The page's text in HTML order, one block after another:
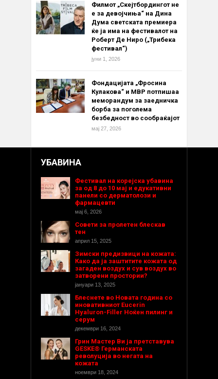
Филмот „Скејтбордингот не
е за девојчиња“ на Дина
Дума светската премиера
ќе ја има на фестивалот на
Роберт Де Ниро („Трибека
фестивал“)
јуни 1, 2026
Фондацијата „Фросина
Кулакова“ и МВР потпишаа
меморандум за заедничка
борба за поголема
безбедност во сообраќајот
мај 27, 2026
УБАВИНА
Фестивал на корејска убавина
за од 8 до 10 мај и едукативни
панели со дерматолози и
фармацевти
мај 6, 2026
Совети за пролетен блескав
тен
април 15, 2025
Зимски предизвици на кожата:
Како да ја заштитите кожата од
загаден воздух и сув воздух во
затворени простории?
јануари 13, 2025
Блеснете во Новата година со
иновативниот Eucerin
Hyaluron-Filler Ноќен пилинг и
серум
декември 16, 2024
Грин Мастер Ви ја претставува
GESKE® Германската
револуција во негата на
кожата
ноември 18, 2024